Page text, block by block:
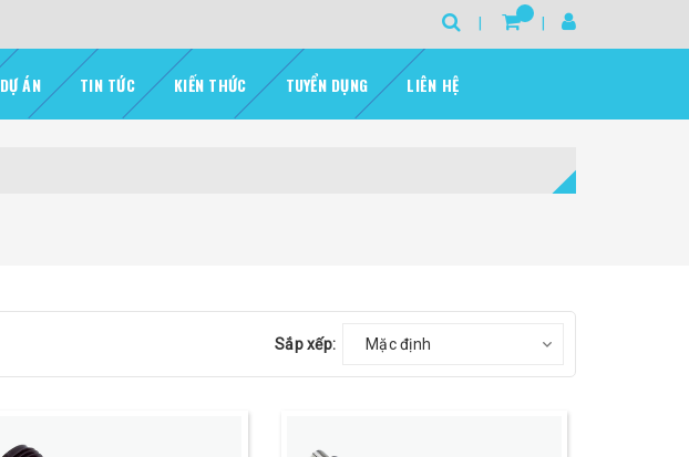
DỰ ÁN TIN TỨC KIẾN THỨC TUYỂN DỤNG LIÊN HỆ
Sắp xếp: Mặc định